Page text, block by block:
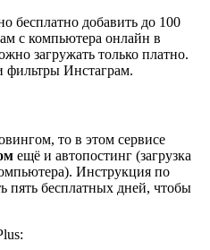
добавить до 100
с компьютера онлайн в
загружать только платно.
фильтры Инстаграм.
то в этом сервисе
ещё и автопостинг (загрузка
Инструкция по
пять бесплатных дней, чтобы